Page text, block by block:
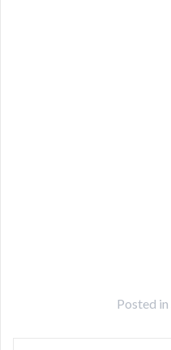
Posted in